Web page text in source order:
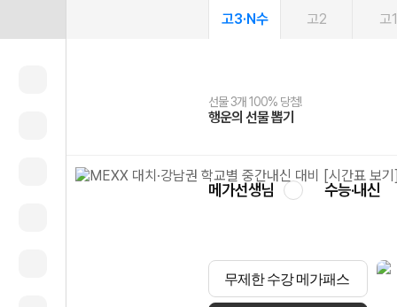
고3·N수 고2 고1
선물 3개 100% 당첨!
행운의 선물 뽑기
선물 100% 증정!
메가스터디 X 올리브
여름방학 스터디 캐시백
메가런 썸머스쿨
2027 러셀 단과
강사 공개선발
스마트러닝앱
설문 EVENT
메가패스
3일 무료 체험권
메가패스 수강생 무료혜택!
메가클럽 멤버십
사회공헌 캠페인
희망이룸 메가나눔
메가선생님 수능·내신
무제한 수강 메가패스